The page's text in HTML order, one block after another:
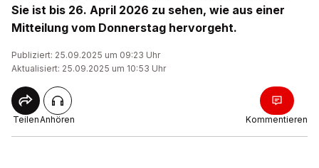
Sie ist bis 26. April 2026 zu sehen, wie aus einer
Mitteilung vom Donnerstag hervorgeht.
Publiziert: 25.09.2025 um 09:23 Uhr
Aktualisiert: 25.09.2025 um 10:53 Uhr
TeilenAnhören Kommentieren